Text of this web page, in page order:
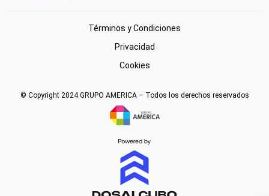
Términos y Condiciones
Privacidad
Cookies
© Copyright 2024 GRUPO AMERICA – Todos los derechos reservados